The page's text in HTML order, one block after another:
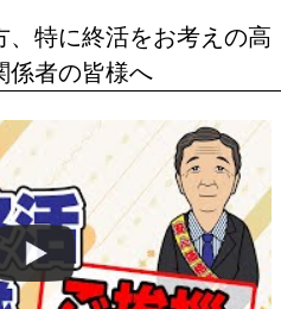
、特に終活をお考えの高
係者の皆様へ